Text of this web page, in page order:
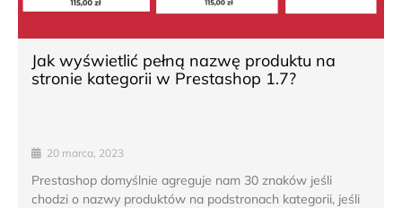
Jak wyświetlić pełną nazwę produktu na
stronie kategorii w Prestashop 1.7?
20 marca, 2023
Prestashop domyślnie agreguje nam 30 znaków jeśli
chodzi o nazwy produktów na podstronach kategorii, jeśli